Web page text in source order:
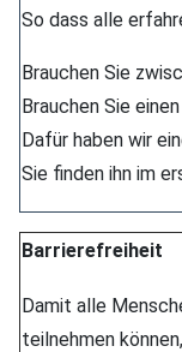
So dass alle
Brauchen Sie
Brauchen Sie einen
Dafür haben wir
Sie finden ihn im
Barrierefreiheit
Damit alle
teilnehmen